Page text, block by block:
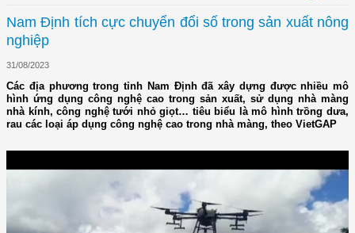
Nam Định tích cực chuyển đổi số trong sản xuất nông
nghiệp
31/08/2023
Các địa phương trong tỉnh Nam Định đã xây dựng được nhiều mô
hình ứng dụng công nghệ cao trong sản xuất, sử dụng nhà màng
nhà kính, công nghệ tưới nhỏ giọt… tiêu biểu là mô hình trồng dưa,
rau các loại áp dụng công nghệ cao trong nhà màng, theo VietGAP